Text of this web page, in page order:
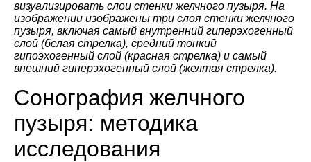
визуализировать слои стенки желчного пузыря. На
изображении изображены три слоя стенки желчного
пузыря, включая самый внутренний гиперэхогенный
слой (белая стрелка), средний тонкий
гипоэхогенный слой (красная стрелка) и самый
внешний гиперэхогенный слой (желтая стрелка).
Сонография желчного
пузыря: методика
исследования